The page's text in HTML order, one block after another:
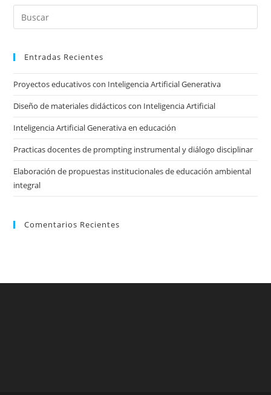
Entradas Recientes
Proyectos educativos con Inteligencia Artificial Generativa
Diseño de materiales didácticos con Inteligencia Artificial
Inteligencia Artificial Generativa en educación
Practicas docentes de prompting instrumental y diálogo disciplinar
Elaboración de propuestas institucionales de educación ambiental
integral
Comentarios Recientes